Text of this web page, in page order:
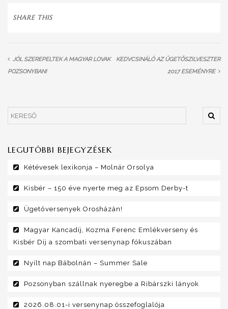
SHARE THIS
JÓL SZEREPELTEK A MAGYAR LOVAK
POZSONYBAN!
KEDVCSINÁLÓ AZ ÜGETŐSZILVESZTER
2017 ESEMÉNYRE
LEGUTÓBBI BEJEGYZÉSEK
Kétévesek lexikonja – Molnár Orsolya
Kisbér – 150 éve nyerte meg az Epsom Derby-t
Ügetőversenyek Orosházán!
Magyar Kancadíj, Kozma Ferenc Emlékverseny és
Kisbér Díj a szombati versenynap fókuszában
Nyílt nap Bábolnán – Summer Sale
Pozsonyban szállnak nyeregbe a Ribárszki lányok
2026.08.01-i versenynap összefoglalója